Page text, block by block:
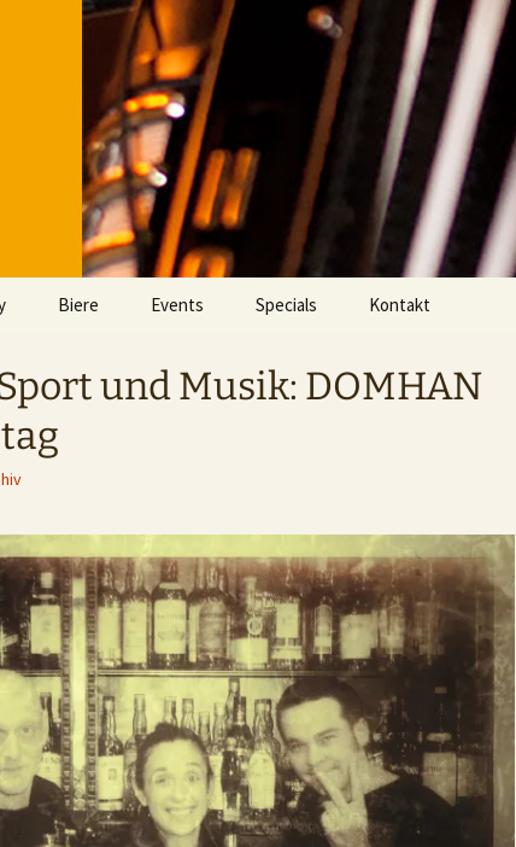
Biere Events Specials Kontakt
und Musik: DOMHAN